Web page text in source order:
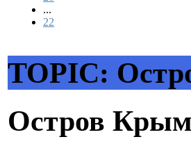
...
22
TOPIC:
Остров